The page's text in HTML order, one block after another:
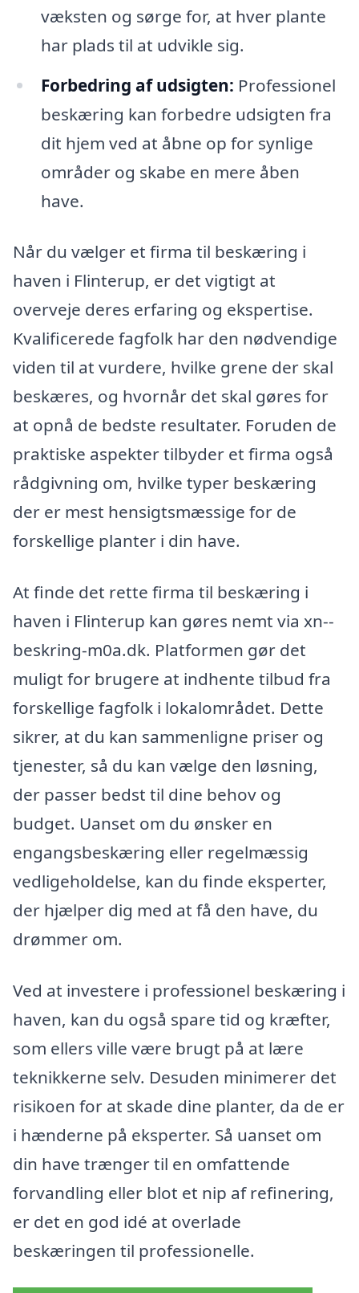
væksten og sørge for, at hver plante
har plads til at udvikle sig.
Forbedring af udsigten: Professionel
beskæring kan forbedre udsigten fra
dit hjem ved at åbne op for synlige
områder og skabe en mere åben
have.
Når du vælger et firma til beskæring i
haven i Flinterup, er det vigtigt at
overveje deres erfaring og ekspertise.
Kvalificerede fagfolk har den nødvendige
viden til at vurdere, hvilke grene der skal
beskæres, og hvornår det skal gøres for
at opnå de bedste resultater. Foruden de
praktiske aspekter tilbyder et firma også
rådgivning om, hvilke typer beskæring
der er mest hensigtsmæssige for de
forskellige planter i din have.
At finde det rette firma til beskæring i
haven i Flinterup kan gøres nemt via xn--
beskring-m0a.dk. Platformen gør det
muligt for brugere at indhente tilbud fra
forskellige fagfolk i lokalområdet. Dette
sikrer, at du kan sammenligne priser og
tjenester, så du kan vælge den løsning,
der passer bedst til dine behov og
budget. Uanset om du ønsker en
engangsbeskæring eller regelmæssig
vedligeholdelse, kan du finde eksperter,
der hjælper dig med at få den have, du
drømmer om.
Ved at investere i professionel beskæring i
haven, kan du også spare tid og kræfter,
som ellers ville være brugt på at lære
teknikkerne selv. Desuden minimerer det
risikoen for at skade dine planter, da de er
i hænderne på eksperter. Så uanset om
din have trænger til en omfattende
forvandling eller blot et nip af refinering,
er det en god idé at overlade
beskæringen til professionelle.